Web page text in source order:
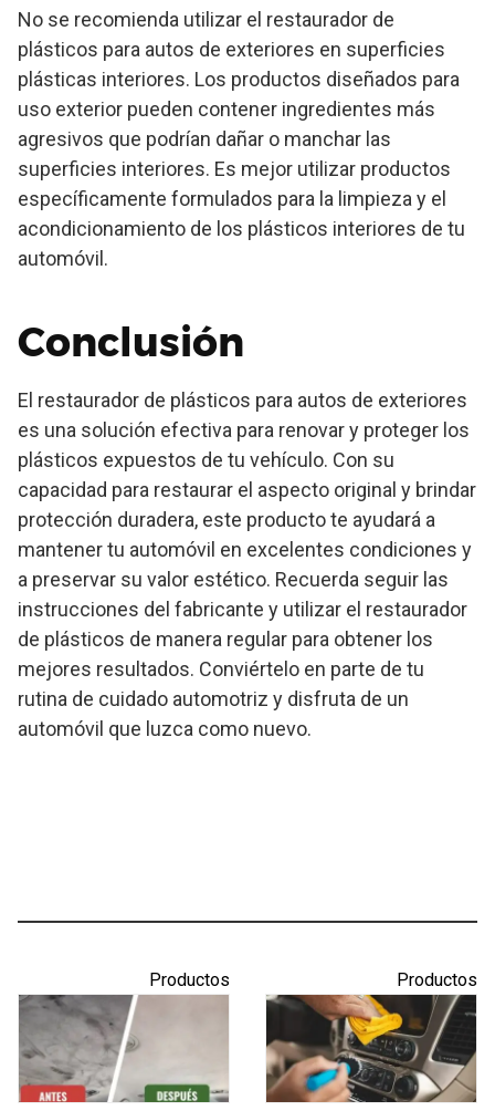
No se recomienda utilizar el restaurador de
plásticos para autos de exteriores en superficies
plásticas interiores. Los productos diseñados para
uso exterior pueden contener ingredientes más
agresivos que podrían dañar o manchar las
superficies interiores. Es mejor utilizar productos
específicamente formulados para la limpieza y el
acondicionamiento de los plásticos interiores de tu
automóvil.
Conclusión
El restaurador de plásticos para autos de exteriores
es una solución efectiva para renovar y proteger los
plásticos expuestos de tu vehículo. Con su
capacidad para restaurar el aspecto original y brindar
protección duradera, este producto te ayudará a
mantener tu automóvil en excelentes condiciones y
a preservar su valor estético. Recuerda seguir las
instrucciones del fabricante y utilizar el restaurador
de plásticos de manera regular para obtener los
mejores resultados. Conviértelo en parte de tu
rutina de cuidado automotriz y disfruta de un
automóvil que luzca como nuevo.
Productos Productos